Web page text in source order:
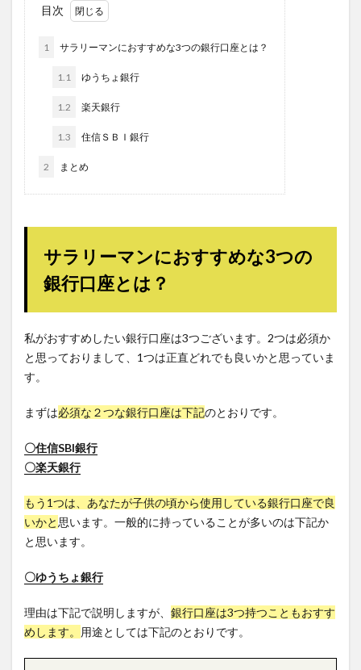
目次
1 サラリーマンにおすすめな3つの銀行口座とは？
1.1 ゆうちょ銀行
1.2 楽天銀行
1.3 住信ＳＢＩ銀行
2 まとめ
サラリーマンにおすすめな3つの
銀行口座とは？
私がおすすめしたい銀行口座は3つございます。2つは必須か
と思っておりまして、1つは正直どれでも良いかと思っていま
す。
まずは必須な２つな銀行口座は下記のとおりです。
〇住信SBI銀行
〇楽天銀行
もう1つは、あなたが子供の頃から使用している銀行口座で良
いかと 思います。一般的に持っていることが多いのは下記か
と思います。
〇ゆうちょ銀行
理由は下記で説明しますが、 銀行口座は3つ持つこともおすす
めします。
用途としては下記のとおりです。